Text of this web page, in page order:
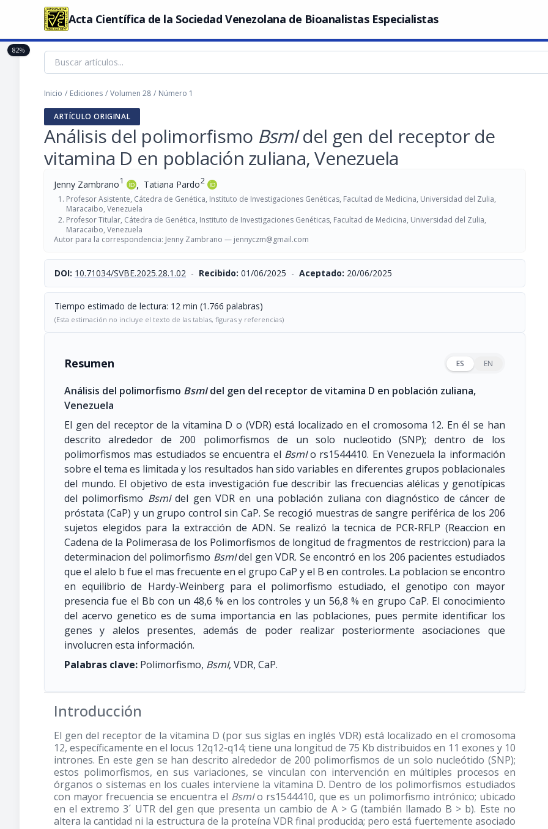
Acta Científica de la Sociedad Venezolana de Bioanalistas Especialistas
Inicio / Ediciones / Volumen 28 / Número 1
ARTÍCULO ORIGINAL
Análisis del polimorfismo BsmIdel gen del receptor de
vitamina D en población zuliana, Venezuela
Jenny Zambrano1 , Tatiana Pardo2
Profesor Asistente, Cátedra de Genética, Instituto de Investigaciones Genéticas, Facultad de Medicina, Universidad del Zulia,
Maracaibo, Venezuela
Profesor Titular, Cátedra de Genética, Instituto de Investigaciones Genéticas, Facultad de Medicina, Universidad del Zulia,
Maracaibo, Venezuela
Autor para la correspondencia: Jenny Zambrano — jennyczm@gmail.com
DOI: 10.71034/SVBE.2025.28.1.02 - Recibido: 01/06/2025 - Aceptado: 20/06/2025
Tiempo estimado de lectura: 12 min (1.766 palabras)
(Esta estimación no incluye el texto de las tablas, figuras y referencias)
Resumen ES EN
Análisis del polimorfismo BsmIdel gen del receptor de vitamina D en población zuliana,
Venezuela
El gen del receptor de la vitamina D o (VDR) está localizado en el cromosoma 12. En él se han
descrito alrededor de 200 polimorfismos de un solo nucleotido (SNP); dentro de los
polimorfismos mas estudiados se encuentra el BsmIo rs1544410. En Venezuela la información
sobre el tema es limitada y los resultados han sido variables en diferentes grupos poblacionales
del mundo. El objetivo de esta investigación fue describir las frecuencias alélicas y genotípicas
del polimorfismo BsmIdel gen VDR en una población zuliana con diagnóstico de cáncer de
próstata (CaP) y un grupo control sin CaP. Se recogió muestras de sangre periférica de los 206
sujetos elegidos para la extracción de ADN. Se realizó la tecnica de PCR-RFLP (Reaccion en
Cadena de la Polimerasa de los Polimorfismos de longitud de fragmentos de restriccion) para la
determinacion del polimorfismo BsmIdel gen VDR. Se encontró en los 206 pacientes estudiados
que el alelo b fue el mas frecuente en el grupo CaP y el B en controles. La poblacion se encontro
en equilibrio de Hardy-Weinberg para el polimorfismo estudiado, el genotipo con mayor
presencia fue el Bb con un 48,6 % en los controles y un 56,8 % en grupo CaP. El conocimiento
del acervo genetico es de suma importancia en las poblaciones, pues permite identificar los
genes y alelos presentes, además de poder realizar posteriormente asociaciones que
involucren esta información.
Palabras clave: Polimorfismo, BsmI, VDR, CaP.
Introducción
El gen del receptor de la vitamina D (por sus siglas en inglés VDR) está localizado en el cromosoma
12, específicamente en el locus 12q12-q14; tiene una longitud de 75 Kb distribuidos en 11 exones y 10
intrones. En este gen se han descrito alrededor de 200 polimorfismos de un solo nucleótido (SNP);
estos polimorfismos, en sus variaciones, se vinculan con intervención en múltiples procesos en
órganos o sistemas en los cuales interviene la vitamina D. Dentro de los polimorfismos estudiados
con mayor frecuencia se encuentra el BsmIo rs1544410, que es un polimorfismo intrónico; ubicado
en el extremo 3´ UTR del gen que presenta un cambio de A > G (también llamado B > b). Este no
altera la cantidad ni la estructura de la proteína VDR final producida; pero está fuertemente asociado
82%